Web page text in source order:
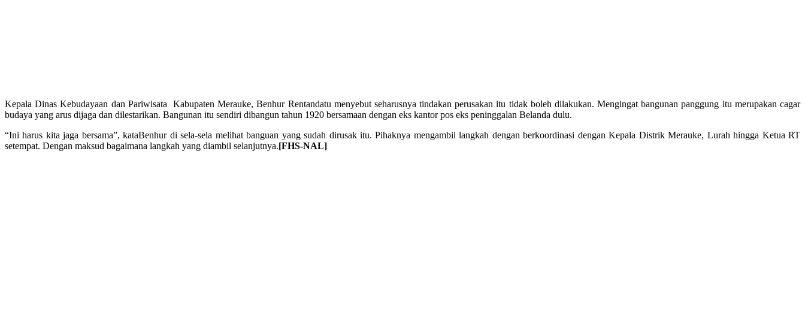
Kepala Dinas Kebudayaan dan Pariwisata Kabupaten Merauke, Benhur Rentandatu menyebut seharusnya tindakan perusakan itu tidak boleh dilakukan. Mengingat bangunan panggung itu merupakan cagar
budaya yang arus dijaga dan dilestarikan. Bangunan itu sendiri dibangun tahun 1920 bersamaan dengan eks kantor pos eks peninggalan Belanda dulu.
“Ini harus kita jaga bersama”, kataBenhur di sela-sela melihat banguan yang sudah dirusak itu. Pihaknya mengambil langkah dengan berkoordinasi dengan Kepala Distrik Merauke, Lurah hingga Ketua RT
setempat. Dengan maksud bagaimana langkah yang diambil selanjutnya.[FHS-NAL]